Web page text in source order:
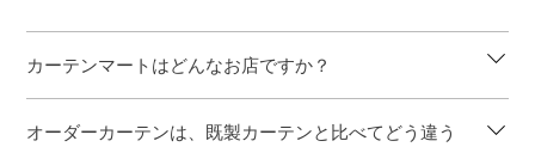
カーテンマートはどんなお店ですか？
オーダーカーテンは、既製カーテンと比べてどう違う